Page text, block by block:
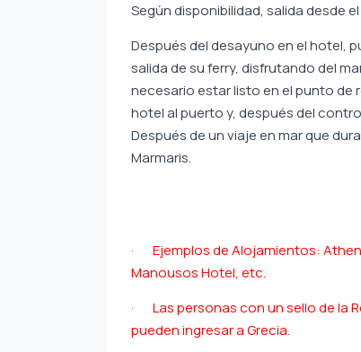
Según disponibilidad, salida desde
Después del desayuno en el hotel,
salida de su ferry, disfrutando del
necesario estar listo en el punto de
hotel al puerto y, después del
Después de un viaje en mar que
Marmaris.
· Ejemplos de Alojamientos:
Manousos Hotel, etc.
· Las personas con un sello de la
pueden ingresar a Grecia.